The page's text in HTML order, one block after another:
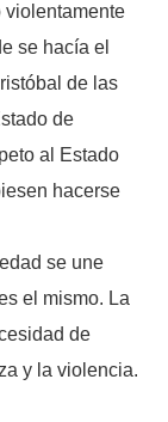
violentamente
se hacía el
de las
de
al Estado
hacerse
se une
el mismo. La
de
y la violencia.